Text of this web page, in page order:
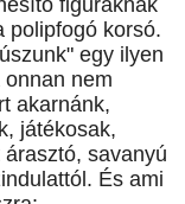
figuráknak
polipfogó korsó.
egy ilyen
nem
akarnánk,
játékosak,
savanyú
És ami